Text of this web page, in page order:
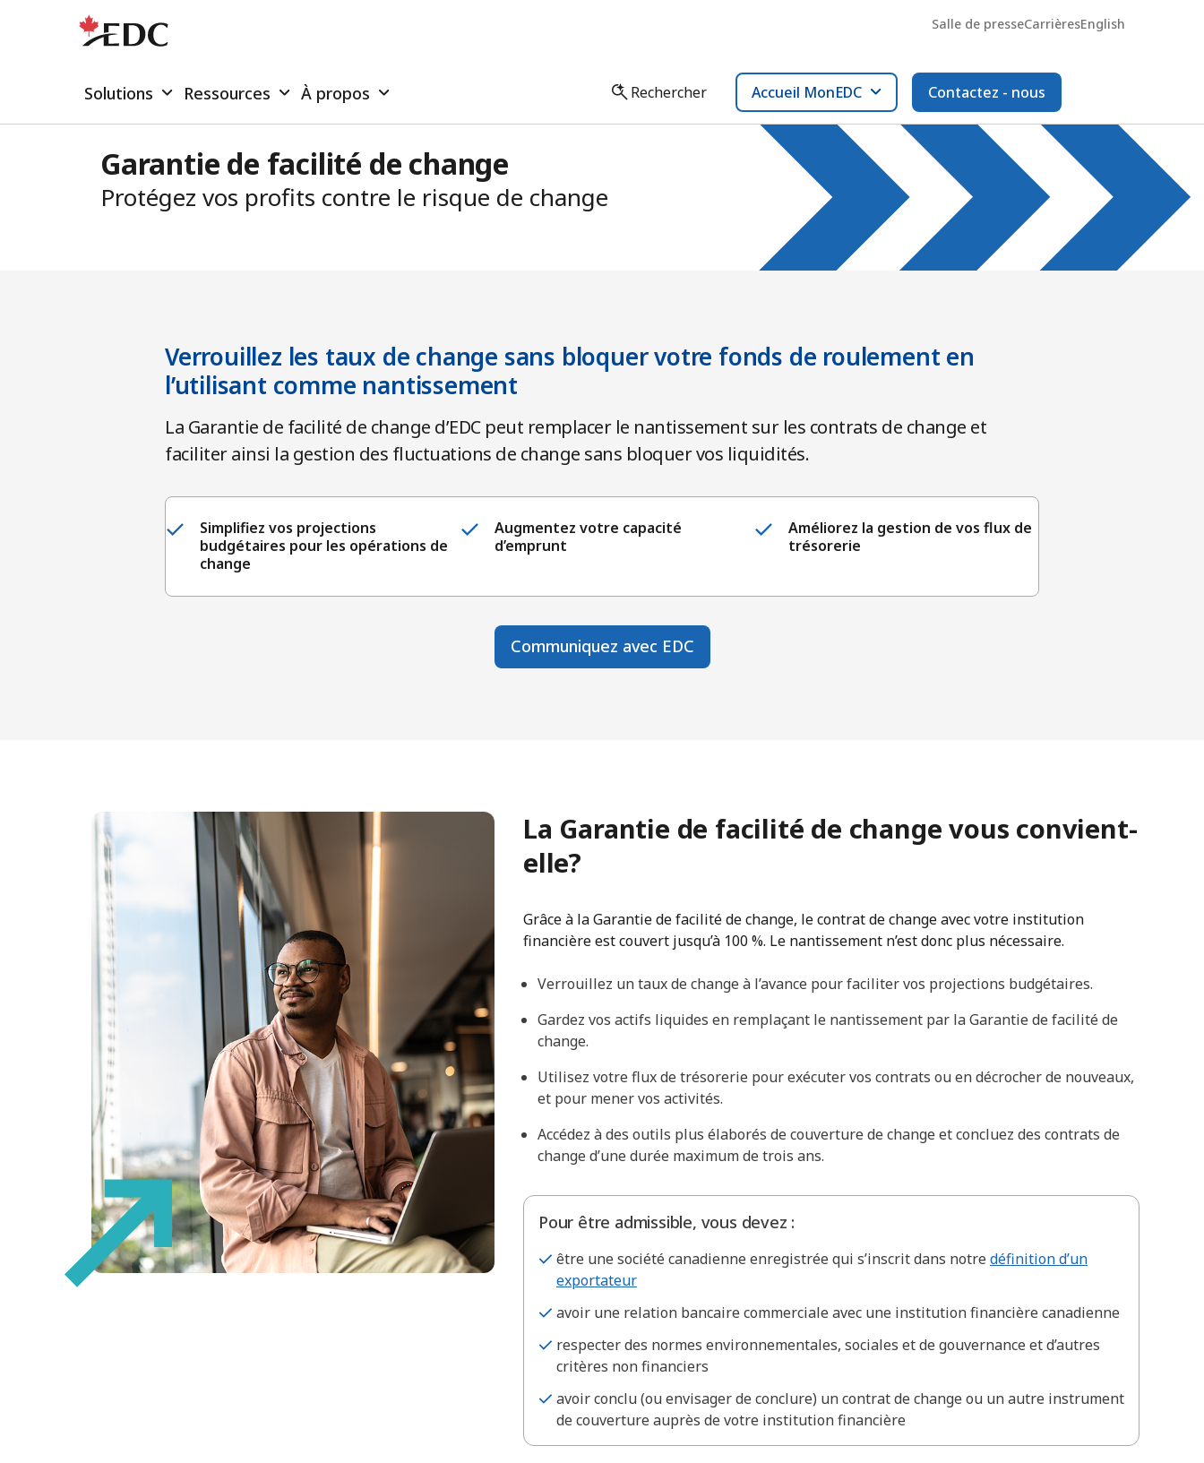
Salle de presseCarrièresEnglish
Solutions Ressources À propos Rechercher Accueil MonEDC Contactez - nous
Garantie de facilité de change
Protégez vos profits contre le risque de change
Verrouillez les taux de change sans bloquer votre fonds de roulement en
l’utilisant comme nantissement
La Garantie de facilité de change d’EDC peut remplacer le nantissement sur les contrats de change et
faciliter ainsi la gestion des fluctuations de change sans bloquer vos liquidités.
Simplifiez vos projections
budgétaires pour les opérations de
change
Augmentez votre capacité
d’emprunt
Améliorez la gestion de vos flux de
trésorerie
Communiquez avec EDC
La Garantie de facilité de change vous convient-
elle?
Grâce à la Garantie de facilité de change, le contrat de change avec votre institution
financière est couvert jusqu’à 100 %. Le nantissement n’est donc plus nécessaire.
Verrouillez un taux de change à l’avance pour faciliter vos projections budgétaires.
Gardez vos actifs liquides en remplaçant le nantissement par la Garantie de facilité de
change.
Utilisez votre flux de trésorerie pour exécuter vos contrats ou en décrocher de nouveaux,
et pour mener vos activités.
Accédez à des outils plus élaborés de couverture de change et concluez des contrats de
change d’une durée maximum de trois ans.
Pour être admissible, vous devez :
être une société canadienne enregistrée qui s’inscrit dans notredéfinition d’un
exportateur
avoir une relation bancaire commerciale avec une institution financière canadienne
respecter des normes environnementales, sociales et de gouvernance et d’autres
critères non financiers
avoir conclu (ou envisager de conclure) un contrat de change ou un autre instrument
de couverture auprès de votre institution financière